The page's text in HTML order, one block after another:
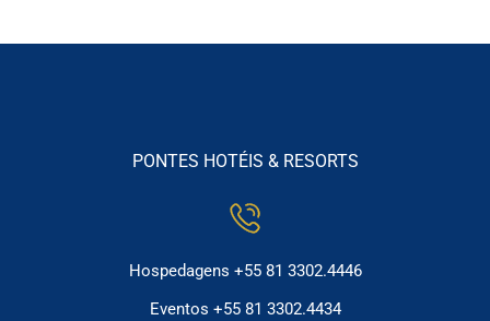
PONTES HOTÉIS & RESORTS
Hospedagens +55 81 3302.4446
Eventos +55 81 3302.4434